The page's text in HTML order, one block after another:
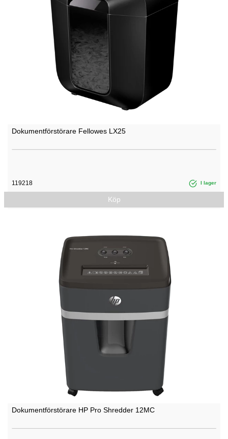
Dokumentförstörare Fellowes LX25
119218 I lager
Köp
Dokumentförstörare HP Pro Shredder 12MC